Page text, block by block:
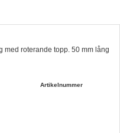
med roterande topp. 50 mm lång
Artikelnummer